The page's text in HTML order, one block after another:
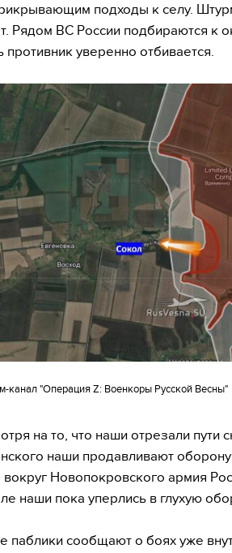
подходы к селу.
Рядом ВС России подбираются к
противник уверенно отбивается.
канал "Операция Z: Военкоры Русской Весны"
на то, что наши отрезали пути
наши продавливают
Новопокровского армия
наши пока уперлись в глухую
паблики сообщают о боях уже